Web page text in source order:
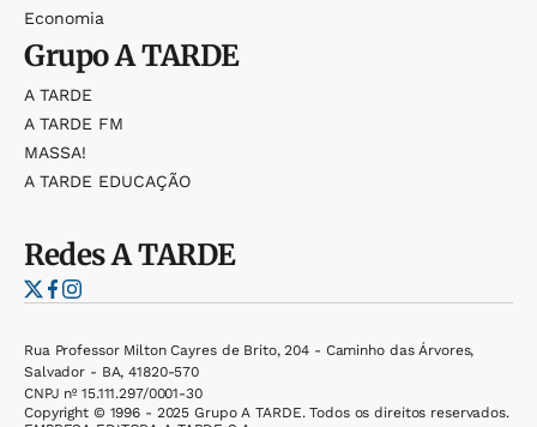
Economia
GrupoA TARDE
A TARDE
A TARDE FM
MASSA!
A TARDE EDUCAÇÃO
RedesA TARDE
Rua Professor Milton Cayres de Brito, 204 - Caminho das Árvores,
Salvador - BA, 41820-570
CNPJ nº 15.111.297/0001-30
Copyright © 1996 - 2025 Grupo A TARDE. Todos os direitos reservados.